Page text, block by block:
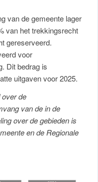
van de gemeente lager
van het trekkingsrecht
gereserveerd.
voor
Dit bedrag is
uitgaven voor 2025.
de
van de in de
over de gebieden is
en de Regionale